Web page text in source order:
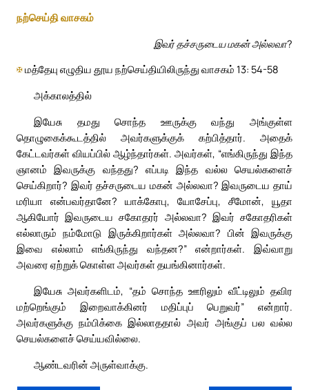
நற்செய்தி வாசகம்
இவர் தச்சருடைய மகன் அல்லவா?
✠மத்தேயு எழுதிய தூய நற்செய்தியிலிருந்து வாசகம் 13: 54-58
அக்காலத்தில்
இயேசு தமது சொந்த ஊருக்கு வந்து அங்குள்ள
தொழுகைக்கூடத்தில் அவர்களுக்குக் கற்பித்தார். அதைக்
கேட்டவர்கள் வியப்பில் ஆழ்ந்தார்கள். அவர்கள், “எங்கிருந்து இந்த
ஞானம் இவருக்கு வந்தது? எப்படி இந்த வல்ல செயல்களைச்
செய்கிறார்? இவர் தச்சருடைய மகன் அல்லவா? இவருடைய தாய்
மரியா என்பவர்தானே? யாக்கோபு, யோசேப்பு, சீமோன், யூதா
ஆகியோர் இவருடைய சகோதரர் அல்லவா? இவர் சகோதரிகள்
எல்லாரும் நம்மோடு இருக்கிறார்கள் அல்லவா? பின் இவருக்கு
இவை எல்லாம் எங்கிருந்து வந்தன?” என்றார்கள். இவ்வாறு
அவரை ஏற்றுக் கொள்ள அவர்கள் தயங்கினார்கள்.
இயேசு அவர்களிடம், “தம் சொந்த ஊரிலும் வீட்டிலும் தவிர
மற்றெங்கும் இறைவாக்கினர் மதிப்புப் பெறுவர்” என்றார்.
அவர்களுக்கு நம்பிக்கை இல்லாததால் அவர் அங்குப் பல வல்ல
செயல்களைச் செய்யவில்லை.
ஆண்டவரின் அருள்வாக்கு.